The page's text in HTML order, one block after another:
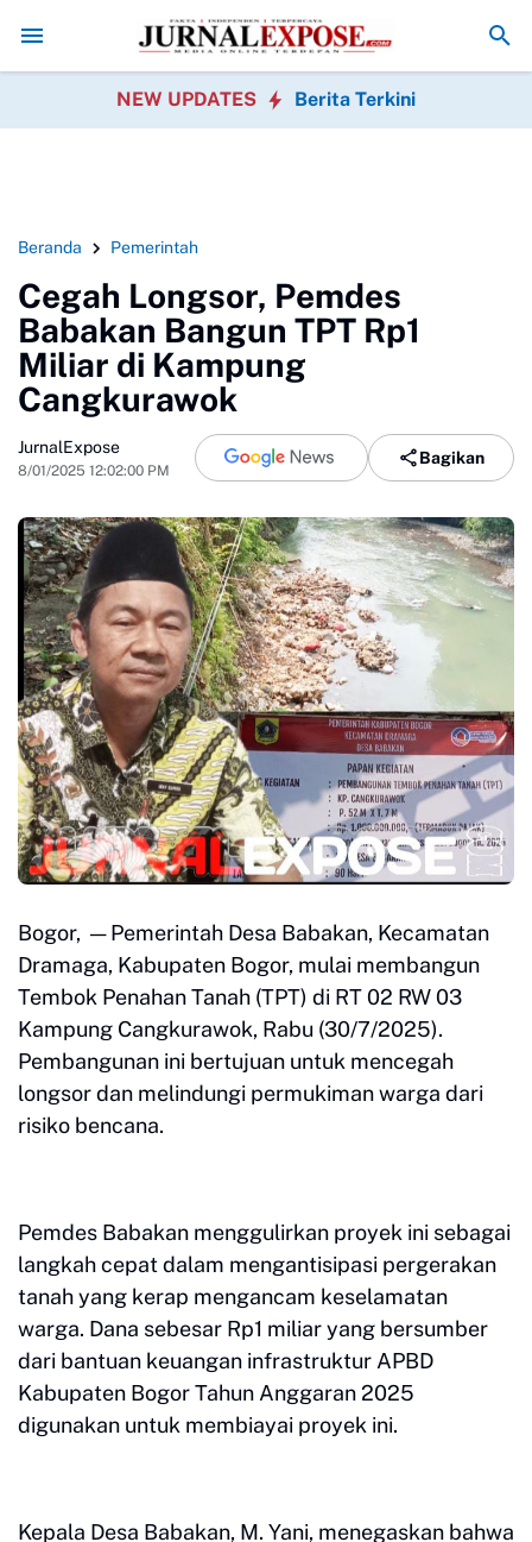
Diduga di Menu MBG Ada Gorengan, Wali Murid SDN
NEW UPDATES Berita Terkini
Beranda Pemerintah
Cegah Longsor, Pemdes
Babakan Bangun TPT Rp1
Miliar di Kampung
Cangkurawok
JurnalExpose
8/01/2025 12:02:00 PM
Bagikan
Bogor, — Pemerintah Desa Babakan, Kecamatan
Dramaga, Kabupaten Bogor, mulai membangun
Tembok Penahan Tanah (TPT) di RT 02 RW 03
Kampung Cangkurawok, Rabu (30/7/2025).
Pembangunan ini bertujuan untuk mencegah
longsor dan melindungi permukiman warga dari
risiko bencana.
Pemdes Babakan menggulirkan proyek ini sebagai
langkah cepat dalam mengantisipasi pergerakan
tanah yang kerap mengancam keselamatan
warga. Dana sebesar Rp1 miliar yang bersumber
dari bantuan keuangan infrastruktur APBD
Kabupaten Bogor Tahun Anggaran 2025
digunakan untuk membiayai proyek ini.
Kepala Desa Babakan, M. Yani, menegaskan bahwa